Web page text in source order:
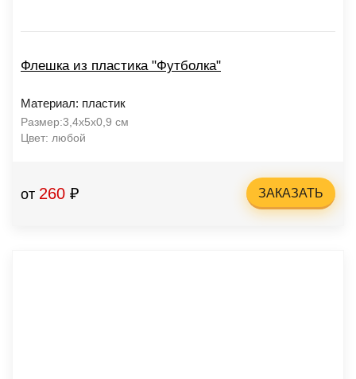
Флешка из пластика "Футболка"
Материал: пластик
Размер:3,4х5х0,9 см
Цвет: любой
от 260 ₽ ЗАКАЗАТЬ